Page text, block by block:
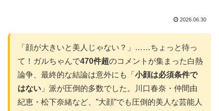
2026.06.30
「顔が大きいと美人じゃない？」……ちょっと待っ
て！ガルちゃんで470件超のコメントが集まった白熱
論争、最終的な結論は意外にも「 小顔は必須条件で
はない 」派が圧倒的多数でした。川口春奈・仲間由
紀恵・松下奈緒など、”大顔”でも圧倒的美人な芸能人